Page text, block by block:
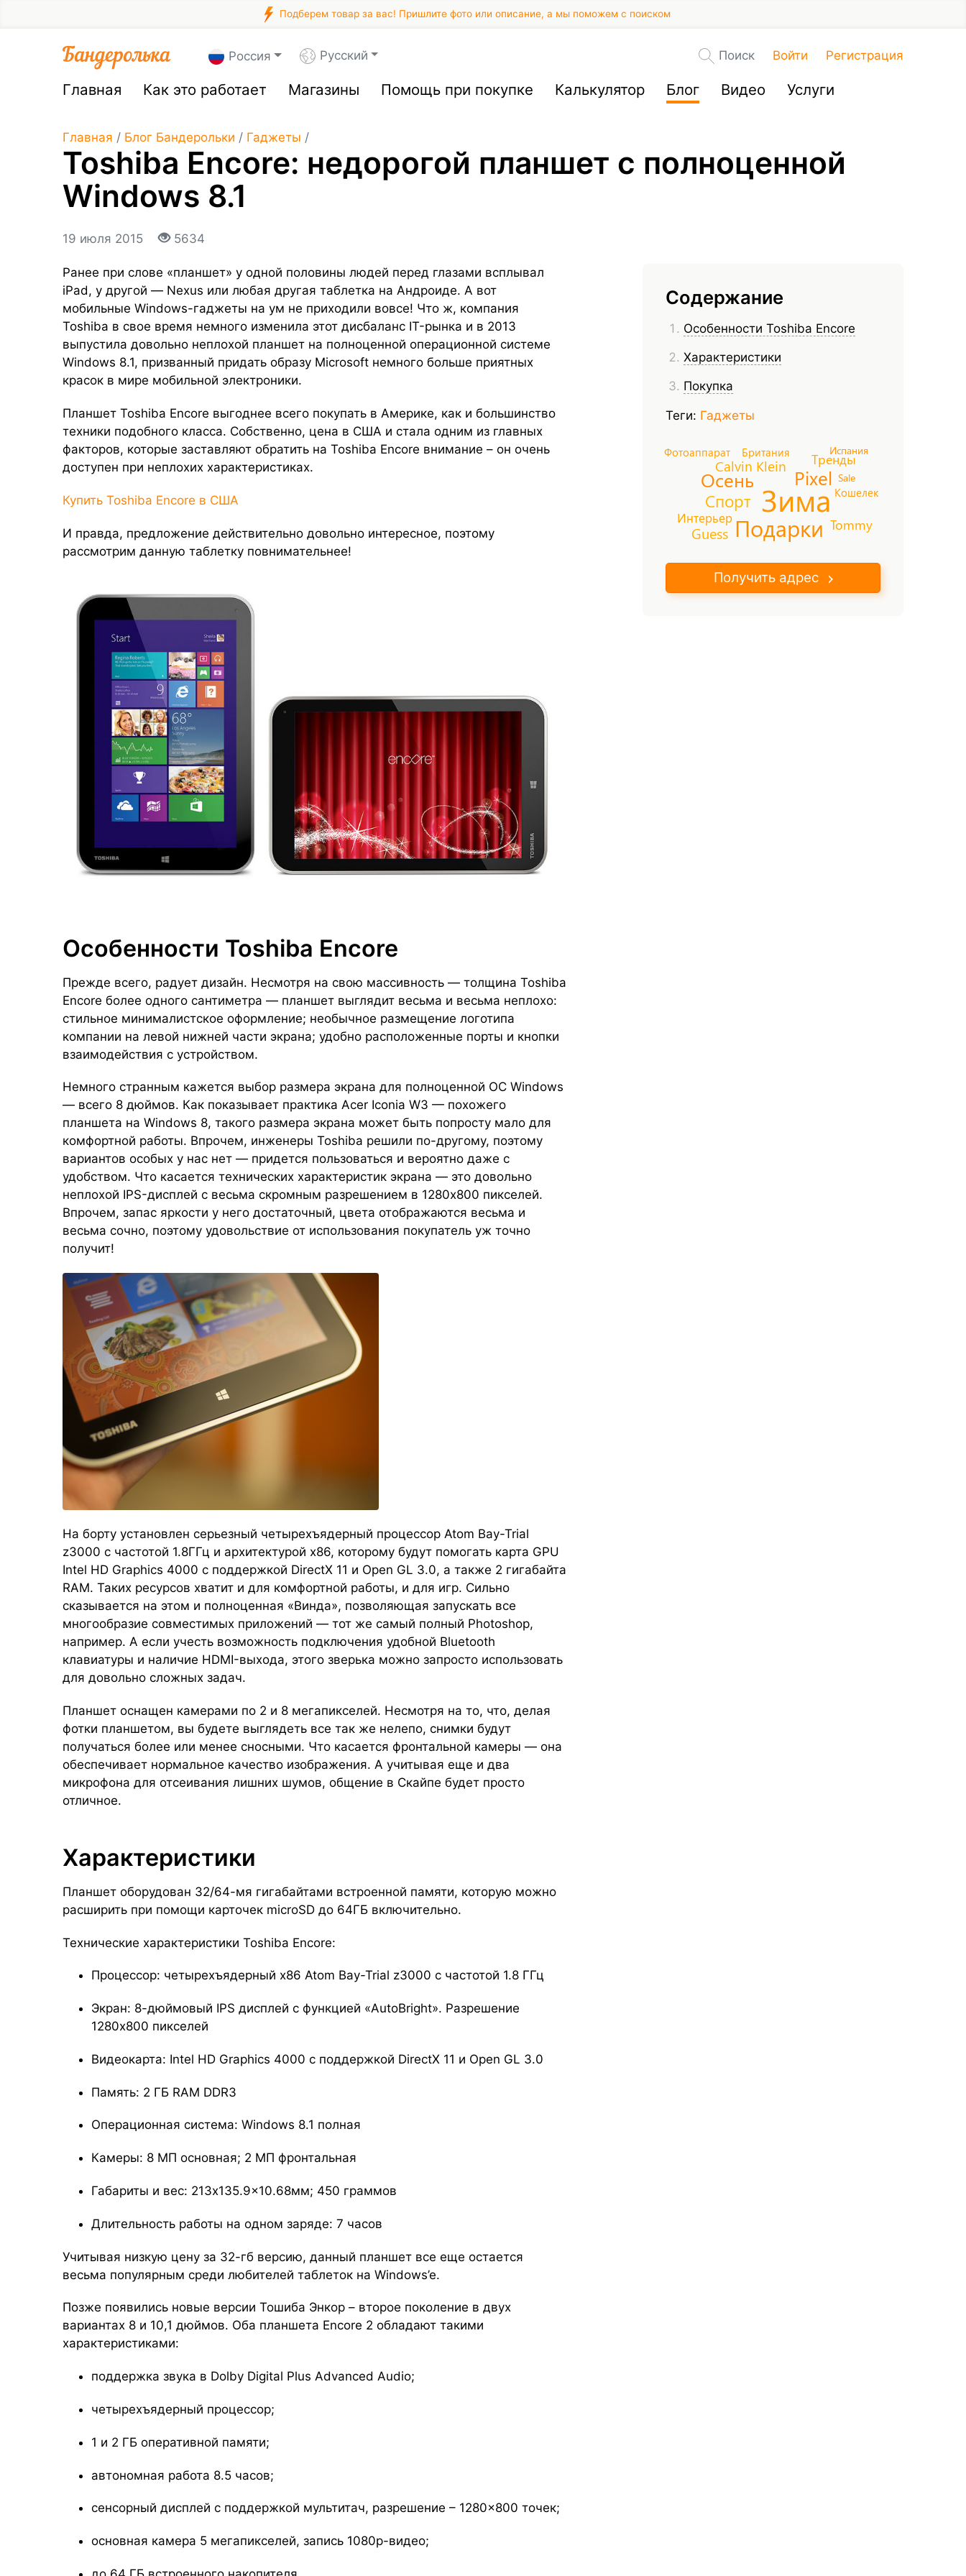
Подберем товар за вас! Пришлите фото или описание, а мы поможем с поиском
Россия Русский Поиск Войти Регистрация
Главная Как это работает Магазины Помощь при покупке Калькулятор Блог Видео Услуги
Главная / Блог Бандерольки / Гаджеты /
Toshiba Encore: недорогой планшет с полноценной
Windows 8.1
19 июля 2015 5634
Содержание
Особенности Toshiba Encore
Характеристики
Покупка
Теги: Гаджеты
Зима
Подарки
Осень Pixel
Спорт
Guess
Calvin Klein Тренды
Tommy
Интерьер
Кошелек
Фотоаппарат Британия Испания
Sale
Получить адрес
Ранее при слове «планшет» у одной половины людей перед глазами всплывал
iPad, у другой — Nexus или любая другая таблетка на Андроиде. А вот
мобильные Windows-гаджеты на ум не приходили вовсе! Что ж, компания
Toshiba в свое время немного изменила этот дисбаланс IT-рынка и в 2013
выпустила довольно неплохой планшет на полноценной операционной системе
Windows 8.1, призванный придать образу Microsoft немного больше приятных
красок в мире мобильной электроники.
Планшет Toshiba Encore выгоднее всего покупать в Америке, как и большинство
техники подобного класса. Собственно, цена в США и стала одним из главных
факторов, которые заставляют обратить на Toshiba Encore внимание – он очень
доступен при неплохих характеристиках.
Купить Toshiba Encore в США
И правда, предложение действительно довольно интересное, поэтому
рассмотрим данную таблетку повнимательнее!
Особенности Toshiba Encore
Прежде всего, радует дизайн. Несмотря на свою массивность — толщина Toshiba
Encore более одного сантиметра — планшет выглядит весьма и весьма неплохо:
стильное минималистское оформление; необычное размещение логотипа
компании на левой нижней части экрана; удобно расположенные порты и кнопки
взаимодействия с устройством.
Немного странным кажется выбор размера экрана для полноценной ОС Windows
— всего 8 дюймов. Как показывает практика Acer Iconia W3 — похожего
планшета на Windows 8, такого размера экрана может быть попросту мало для
комфортной работы. Впрочем, инженеры Toshiba решили по-другому, поэтому
вариантов особых у нас нет — придется пользоваться и вероятно даже с
удобством. Что касается технических характеристик экрана — это довольно
неплохой IPS-дисплей с весьма скромным разрешением в 1280х800 пикселей.
Впрочем, запас яркости у него достаточный, цвета отображаются весьма и
весьма сочно, поэтому удовольствие от использования покупатель уж точно
получит!
На борту установлен серьезный четырехъядерный процессор Atom Bay-Trial
z3000 с частотой 1.8ГГц и архитектурой х86, которому будут помогать карта GPU
Intel HD Graphics 4000 с поддержкой DirectX 11 и Open GL 3.0, а также 2 гигабайта
RAM. Таких ресурсов хватит и для комфортной работы, и для игр. Сильно
сказывается на этом и полноценная «Винда», позволяющая запускать все
многообразие совместимых приложений — тот же самый полный Photoshop,
например. А если учесть возможность подключения удобной Bluetooth
клавиатуры и наличие HDMI-выхода, этого зверька можно запросто использовать
для довольно сложных задач.
Планшет оснащен камерами по 2 и 8 мегапикселей. Несмотря на то, что, делая
фотки планшетом, вы будете выглядеть все так же нелепо, снимки будут
получаться более или менее сносными. Что касается фронтальной камеры — она
обеспечивает нормальное качество изображения. А учитывая еще и два
микрофона для отсеивания лишних шумов, общение в Скайпе будет просто
отличное.
Характеристики
Планшет оборудован 32/64-мя гигабайтами встроенной памяти, которую можно
расширить при помощи карточек microSD до 64ГБ включительно.
Технические характеристики Toshiba Encore:
Процессор: четырехъядерный х86 Atom Bay-Trial z3000 с частотой 1.8 ГГц
Экран: 8-дюймовый IPS дисплей с функцией «AutoBright». Разрешение
1280x800 пикселей
Видеокарта: Intel HD Graphics 4000 с поддержкой DirectX 11 и Open GL 3.0
Память: 2 ГБ RAM DDR3
Операционная система: Windows 8.1 полная
Камеры: 8 МП основная; 2 МП фронтальная
Габариты и вес: 213x135.9x10.68мм; 450 граммов
Длительность работы на одном заряде: 7 часов
Учитывая низкую цену за 32-гб версию, данный планшет все еще остается
весьма популярным среди любителей таблеток на Windows’e.
Позже появились новые версии Тошиба Энкор – второе поколение в двух
вариантах 8 и 10,1 дюймов. Оба планшета Encore 2 обладают такими
характеристиками:
поддержка звука в Dolby Digital Plus Advanced Audio;
четырехъядерный процессор;
1 и 2 ГБ оперативной памяти;
автономная работа 8.5 часов;
сенсорный дисплей с поддержкой мультитач, разрешение – 1280×800 точек;
основная камера 5 мегапикселей, запись 1080p-видео;